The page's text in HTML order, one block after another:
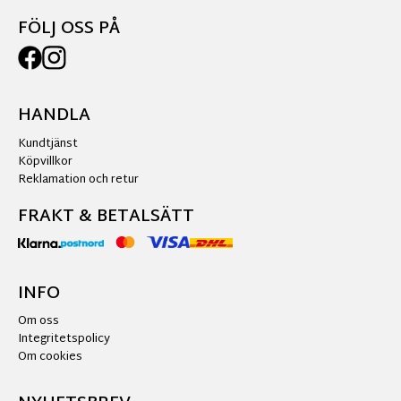
FÖLJ OSS PÅ
HANDLA
Kundtjänst
Köpvillkor
Reklamation och retur
FRAKT & BETALSÄTT
INFO
Om oss
Integritetspolicy
Om cookies